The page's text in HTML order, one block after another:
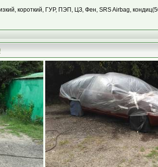
короткий, ГУР, ПЭП, ЦЗ, Фен, SRS Airbag,